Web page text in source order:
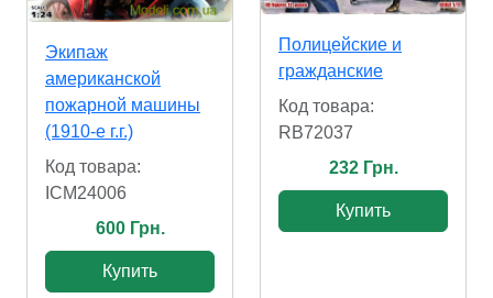
Экипаж
американской
пожарной машины
(1910-е г.г.)
Код товара:
ICM24006
600 Грн.
Купить
Полицейские и
гражданские
Код товара:
RB72037
232 Грн.
Купить